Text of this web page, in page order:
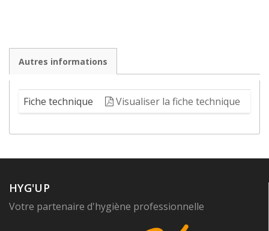
Autres informations
Fiche technique Visualiser la fiche technique
HYG'UP
Votre partenaire d'hygiène professionnelle